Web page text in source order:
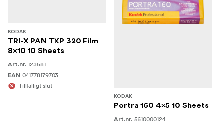
KODAK
TRI-X PAN TXP 320 Film
8x10 10 Sheets
Art.nr. 123581
EAN 041778179703
Tillfälligt slut
KODAK
Portra 160 4x5 10 Sheets
Art.nr. 5610000124